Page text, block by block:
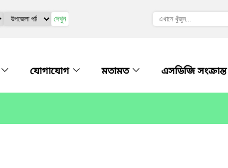
দেখুন
যোগাযোগ মতামত এসডিজি সংক্রান্ত